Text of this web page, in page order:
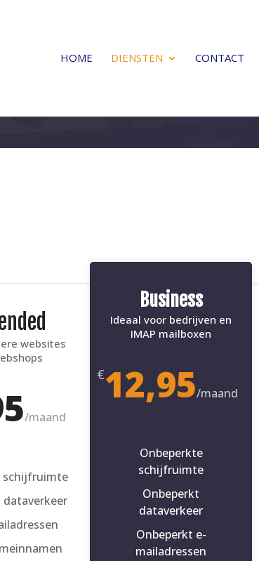
HOME DIENSTEN CONTACT
websites
/maand
schijfruimte
dataverkeer
Business
Ideaal voor bedrijven en
IMAP mailboxen
€12,95/maand
Onbeperkte
schijfruimte
Onbeperkt
dataverkeer
Onbeperkt e-
mailadressen